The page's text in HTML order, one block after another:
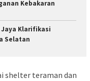
Kebakaran
Jaya Klarifikasi
Selatan
shelter teraman dan